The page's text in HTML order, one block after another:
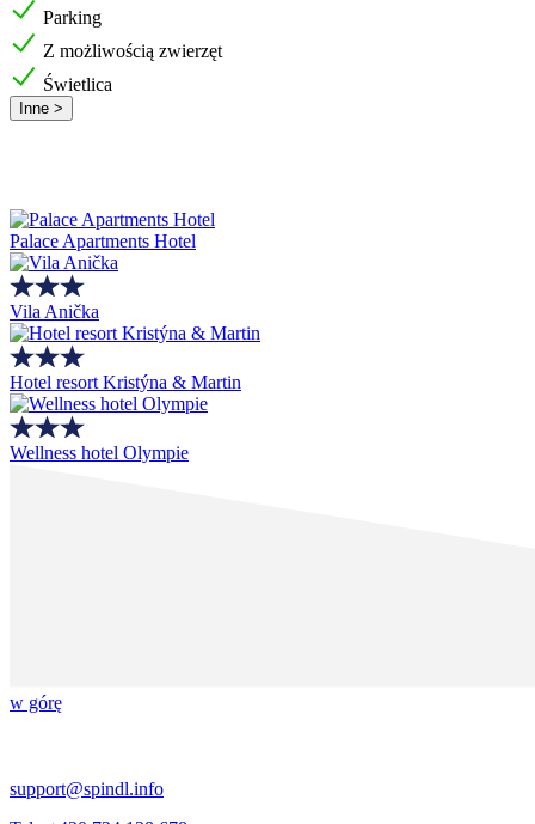
Parking
Z możliwością zwierzęt
Świetlica
Inne >
Palace Apartments Hotel
Vila Anička
Hotel resort Kristýna & Martin
Wellness hotel Olympie
w górę
support@spindl.info